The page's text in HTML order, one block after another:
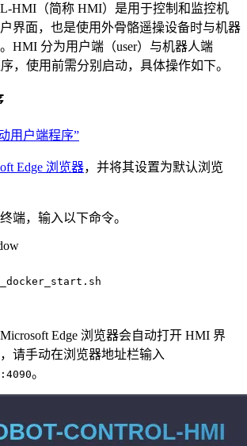
HMI（简称 HMI）是用于控制和监控机
界面，也是使用外骨骼遥操设备时与机器
HMI 分为用户端（user）与机器人端
序，使用前需分别启动，具体操作如下。
用户端程序”
Edge 浏览器，并将其设置为默认浏览
端，输入以下命令。
Edge 浏览器会自动打开 HMI 界
请手动在浏览器地址栏输入
。